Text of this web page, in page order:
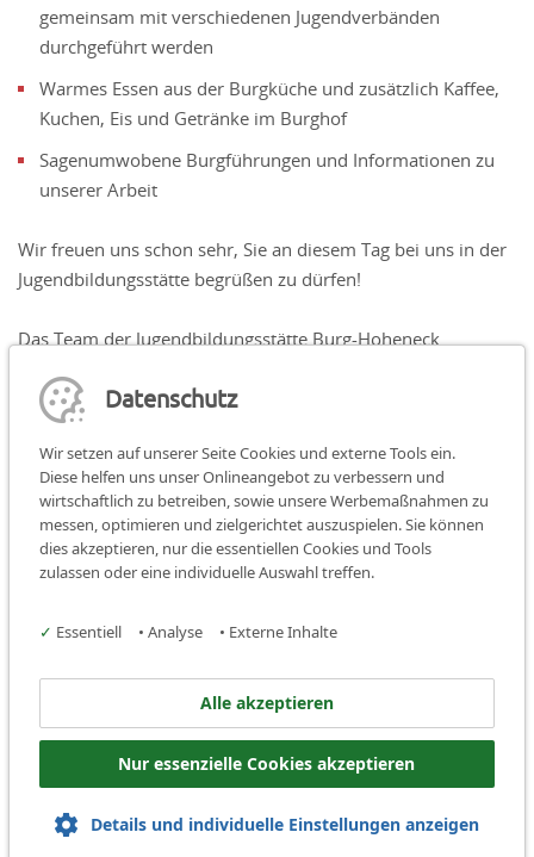
gemeinsam mit verschiedenen Jugendverbänden
durchgeführt werden
Warmes Essen aus der Burgküche und zusätzlich Kaffee,
Kuchen, Eis und Getränke im Burghof
Sagenumwobene Burgführungen und Informationen zu
unserer Arbeit
Wir freuen uns schon sehr, Sie an diesem Tag bei uns in der
Jugendbildungsstätte begrüßen zu dürfen!
Das Team der Jugendbildungsstätte Burg-Hoheneck
Teilen:
Facebook
Jugendbildungsstätte Burg
D-91472 Ipsheim
Mail: info@burg-hoheneck.de
Datenschutz
Wir setzen auf unserer Seite Cookies und externe Tools ein.
Diese helfen uns unser Onlineangebot zu verbessern und
wirtschaftlich zu betreiben, sowie unsere Werbemaßnahmen zu
messen, optimieren und zielgerichtet auszuspielen. Sie können
dies akzeptieren, nur die essentiellen Cookies und Tools
zulassen oder eine individuelle Auswahl treffen.
✓ Essentiell • Analyse • Externe Inhalte
Alle akzeptieren
Nur essenzielle Cookies akzeptieren
Details und individuelle Einstellungen anzeigen